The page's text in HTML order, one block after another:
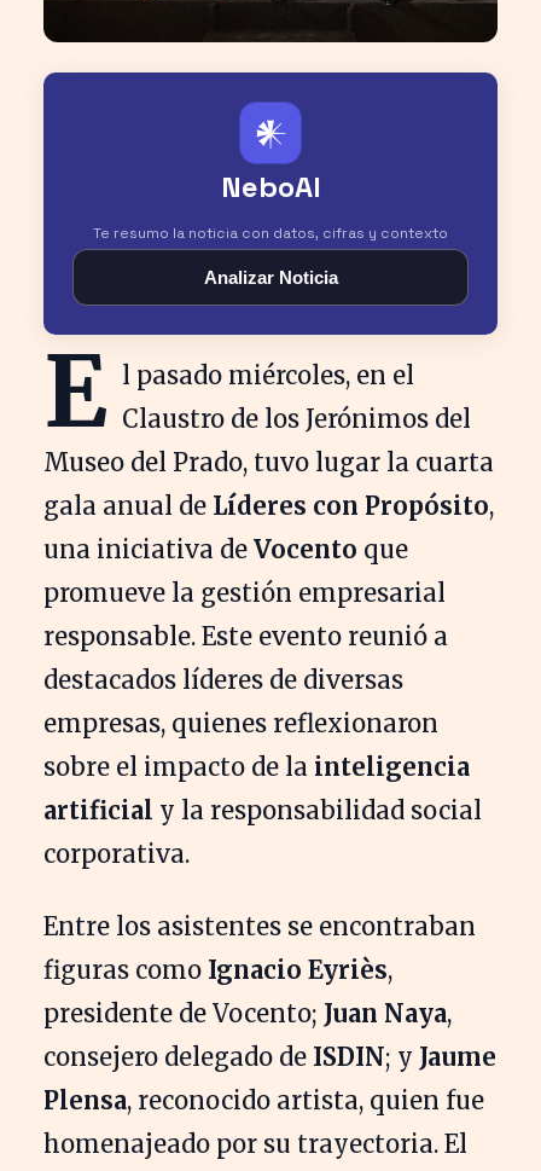
𒀭
NeboAI
Te resumo la noticia con datos, cifras y contexto
Analizar Noticia
E l pasado miércoles, en el
Claustro de los Jerónimos del
Museo del Prado, tuvo lugar la cuarta
gala anual de Líderes con Propósito,
una iniciativa de Vocento que
promueve la gestión empresarial
responsable. Este evento reunió a
destacados líderes de diversas
empresas, quienes reflexionaron
sobre el impacto de la inteligencia
artificial y la responsabilidad social
corporativa.
Entre los asistentes se encontraban
figuras como Ignacio Eyriès,
presidente de Vocento; Juan Naya,
consejero delegado de ISDIN; y Jaume
Plensa, reconocido artista, quien fue
homenajeado por su trayectoria. El